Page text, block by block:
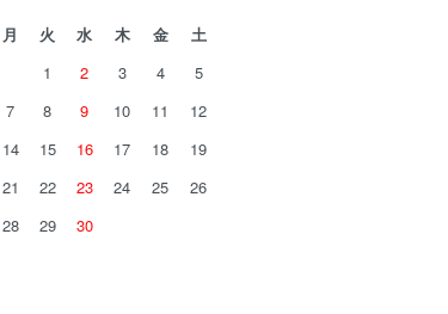
月 火 水 木 金
土
1
2 3 4
5
7 8 9 10 11
12
14 15 16 17 18
19
21 22 23 24 25
26
28 29 30